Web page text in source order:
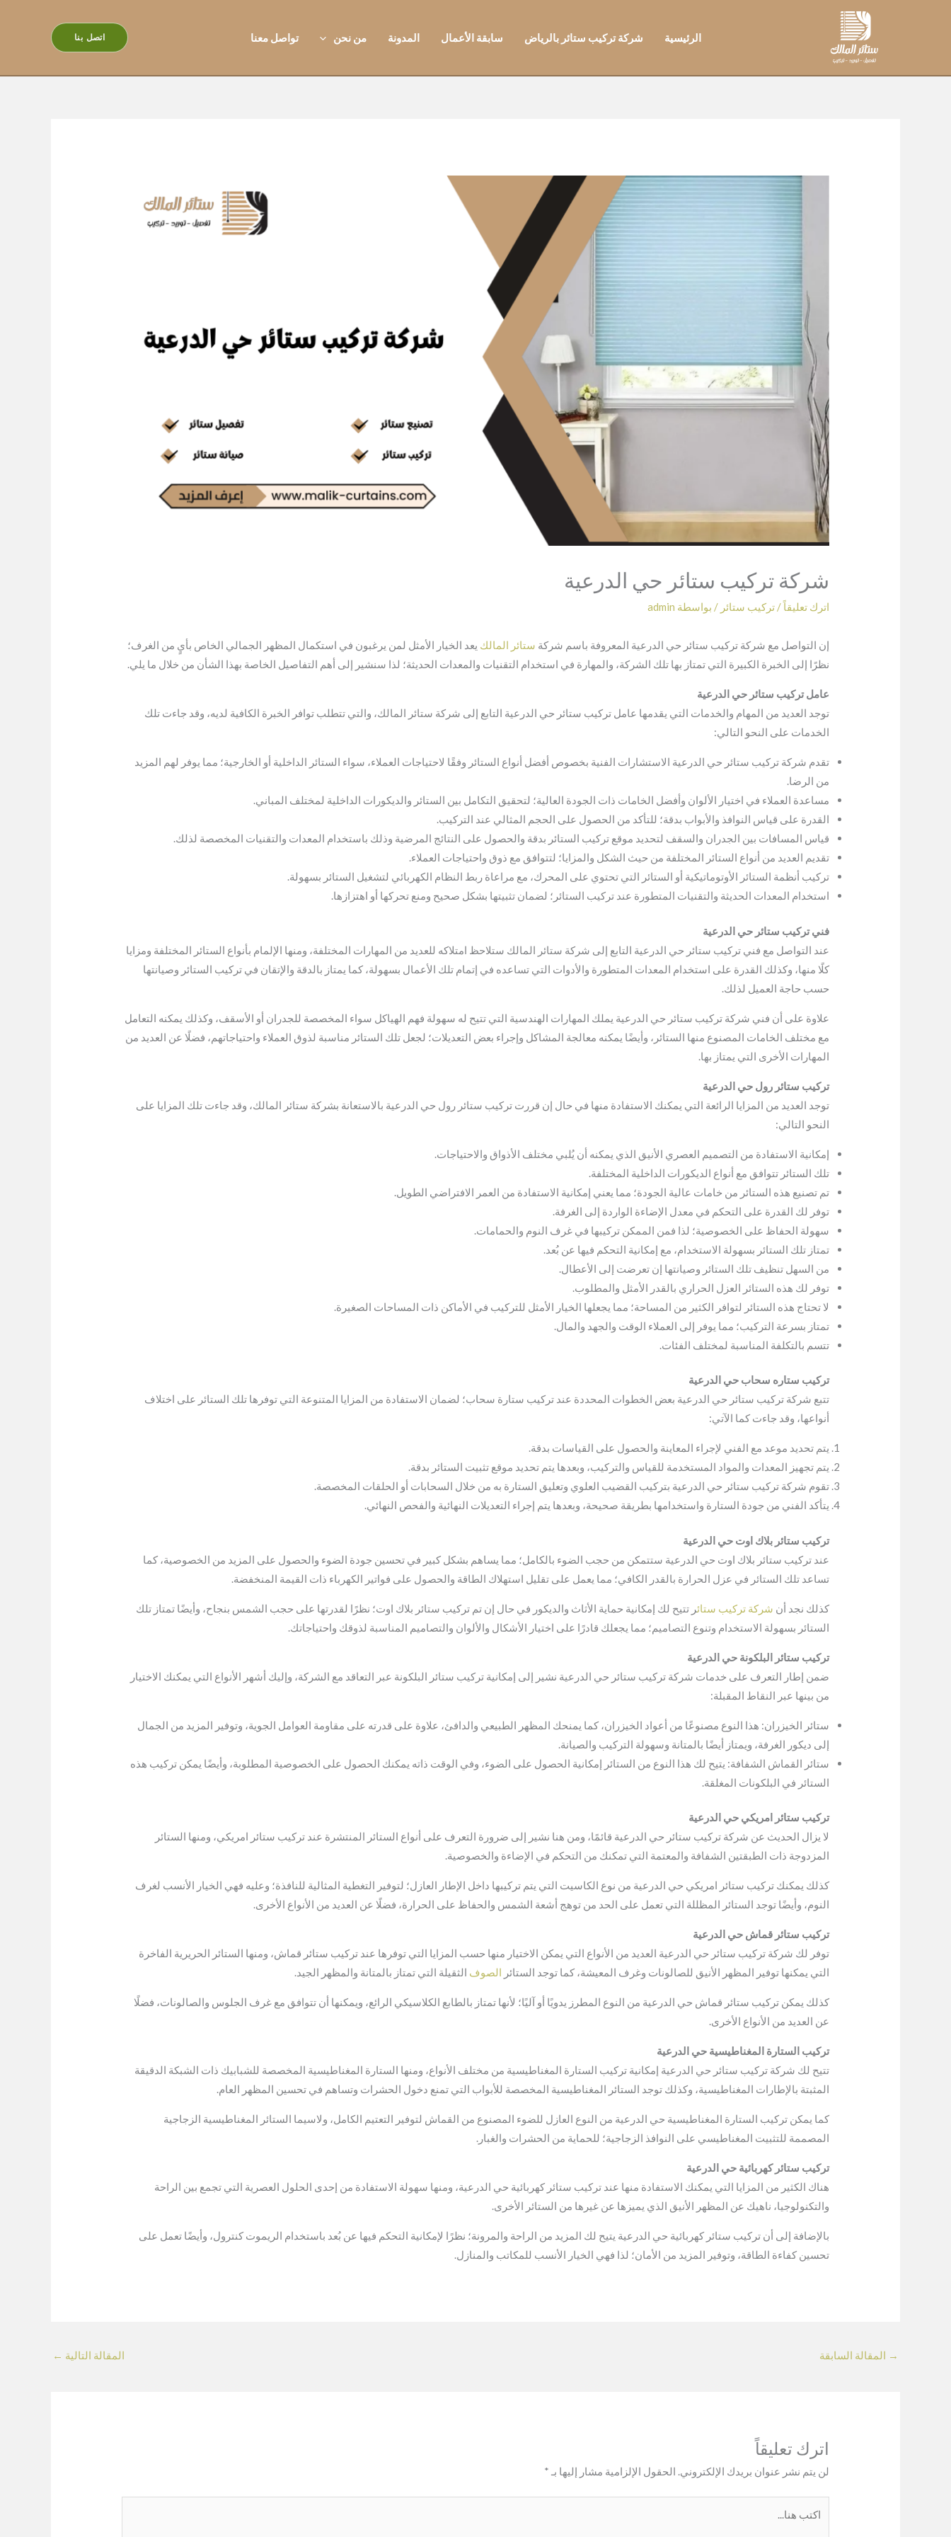
الرئيسية شركة تركيب ستائر بالرياض سابقة الأعمال المدونة من نحن تواصل معنا اتصل بنا
شركة تركيب ستائر حي الدرعية
اترك تعليقاً /تركيب ستائر / بواسطة admin
إن التواصل مع شركة تركيب ستائر حي الدرعية المعروفة باسم شركة ستائر المالك يعد الخيار الأمثل لمن يرغبون في استكمال المظهر الجمالي الخاص بأيٍ من الغرف؛
نظرًا إلى الخبرة الكبيرة التي تمتاز بها تلك الشركة، والمهارة في استخدام التقنيات والمعدات الحديثة؛ لذا سنشير إلى أهم التفاصيل الخاصة بهذا الشأن من خلال ما يلي.
عامل تركيب ستائر حي الدرعية
توجد العديد من المهام والخدمات التي يقدمها عامل تركيب ستائر حي الدرعية التابع إلى شركة ستائر المالك، والتي تتطلب توافر الخبرة الكافية لديه، وقد جاءت تلك
الخدمات على النحو التالي:
تقدم شركة تركيب ستائر حي الدرعية الاستشارات الفنية بخصوص أفضل أنواع الستائر وفقًا لاحتياجات العملاء، سواء الستائر الداخلية أو الخارجية؛ مما يوفر لهم المزيد
من الرضا.
مساعدة العملاء في اختيار الألوان وأفضل الخامات ذات الجودة العالية؛ لتحقيق التكامل بين الستائر والديكورات الداخلية لمختلف المباني.
القدرة على قياس النوافذ والأبواب بدقة؛ للتأكد من الحصول على الحجم المثالي عند التركيب.
قياس المسافات بين الجدران والسقف لتحديد موقع تركيب الستائر بدقة والحصول على النتائج المرضية وذلك باستخدام المعدات والتقنيات المخصصة لذلك.
تقديم العديد من أنواع الستائر المختلفة من حيث الشكل والمزايا؛ لتتوافق مع ذوق واحتياجات العملاء.
تركيب أنظمة الستائر الأوتوماتيكية أو الستائر التي تحتوي على المحرك، مع مراعاة ربط النظام الكهربائي لتشغيل الستائر بسهولة.
استخدام المعدات الحديثة والتقنيات المتطورة عند تركيب الستائر؛ لضمان تثبيتها بشكل صحيح ومنع تحركها أو اهتزازها.
فني تركيب ستائر حي الدرعية
عند التواصل مع فني تركيب ستائر حي الدرعية التابع إلى شركة ستائر المالك ستلاحظ امتلاكه للعديد من المهارات المختلفة، ومنها الإلمام بأنواع الستائر المختلفة ومزايا
كلًا منها، وكذلك القدرة على استخدام المعدات المتطورة والأدوات التي تساعده في إتمام تلك الأعمال بسهولة، كما يمتاز بالدقة والإتقان في تركيب الستائر وصيانتها
حسب حاجة العميل لذلك.
علاوة على أن فني شركة تركيب ستائر حي الدرعية يملك المهارات الهندسية التي تتيح له سهولة فهم الهياكل سواء المخصصة للجدران أو الأسقف، وكذلك يمكنه التعامل
مع مختلف الخامات المصنوع منها الستائر، وأيضًا يمكنه معالجة المشاكل وإجراء بعض التعديلات؛ لجعل تلك الستائر مناسبة لذوق العملاء واحتياجاتهم، فضلًا عن العديد من
المهارات الأخرى التي يمتاز بها.
تركيب ستائر رول حي الدرعية
توجد العديد من المزايا الرائعة التي يمكنك الاستفادة منها في حال إن قررت تركيب ستائر رول حي الدرعية بالاستعانة بشركة ستائر المالك، وقد جاءت تلك المزايا على
النحو التالي:
إمكانية الاستفادة من التصميم العصري الأنيق الذي يمكنه أن يُلبي مختلف الأذواق والاحتياجات.
تلك الستائر تتوافق مع أنواع الديكورات الداخلية المختلفة.
تم تصنيع هذه الستائر من خامات عالية الجودة؛ مما يعني إمكانية الاستفادة من العمر الافتراضي الطويل.
توفر لك القدرة على التحكم في معدل الإضاءة الواردة إلى الغرفة.
سهولة الحفاظ على الخصوصية؛ لذا فمن الممكن تركيبها في غرف النوم والحمامات.
تمتاز تلك الستائر بسهولة الاستخدام، مع إمكانية التحكم فيها عن بُعد.
من السهل تنظيف تلك الستائر وصيانتها إن تعرضت إلى الأعطال.
توفر لك هذه الستائر العزل الحراري بالقدر الأمثل والمطلوب.
لا تحتاج هذه الستائر لتوافر الكثير من المساحة؛ مما يجعلها الخيار الأمثل للتركيب في الأماكن ذات المساحات الصغيرة.
تمتاز بسرعة التركيب؛ مما يوفر إلى العملاء الوقت والجهد والمال.
تتسم بالتكلفة المناسبة لمختلف الفئات.
تركيب ستاره سحاب حي الدرعية
تتبع شركة تركيب ستائر حي الدرعية بعض الخطوات المحددة عند تركيب ستارة سحاب؛ لضمان الاستفادة من المزايا المتنوعة التي توفرها تلك الستائر على اختلاف
أنواعها، وقد جاءت كما الآتي:
يتم تحديد موعد مع الفني لإجراء المعاينة والحصول على القياسات بدقة.
يتم تجهيز المعدات والمواد المستخدمة للقياس والتركيب، وبعدها يتم تحديد موقع تثبيت الستائر بدقة.
تقوم شركة تركيب ستائر حي الدرعية بتركيب القضيب العلوي وتعليق الستارة به من خلال السحابات أو الحلقات المخصصة.
يتأكد الفني من جودة الستارة واستخدامها بطريقة صحيحة، وبعدها يتم إجراء التعديلات النهائية والفحص النهائي.
تركيب ستائر بلاك اوت حي الدرعية
عند تركيب ستائر بلاك اوت حي الدرعية ستتمكن من حجب الضوء بالكامل؛ مما يساهم بشكل كبير في تحسين جودة الضوء والحصول على المزيد من الخصوصية، كما
تساعد تلك الستائر في عزل الحرارة بالقدر الكافي؛ مما يعمل على تقليل استهلاك الطاقة والحصول على فواتير الكهرباء ذات القيمة المنخفضة.
كذلك نجد أن شركة تركيب ستائر تتيح لك إمكانية حماية الأثاث والديكور في حال إن تم تركيب ستائر بلاك اوت؛ نظرًا لقدرتها على حجب الشمس بنجاح، وأيضًا تمتاز تلك
الستائر بسهولة الاستخدام وتنوع التصاميم؛ مما يجعلك قادرًا على اختيار الأشكال والألوان والتصاميم المناسبة لذوقك واحتياجاتك.
تركيب ستائر البلكونة حي الدرعية
ضمن إطار التعرف على خدمات شركة تركيب ستائر حي الدرعية نشير إلى إمكانية تركيب ستائر البلكونة عبر التعاقد مع الشركة، وإليك أشهر الأنواع التي يمكنك الاختيار
من بينها عبر النقاط المقبلة:
ستائر الخيزران: هذا النوع مصنوعًا من أعواد الخيزران، كما يمنحك المظهر الطبيعي والدافئ، علاوة على قدرته على مقاومة العوامل الجوية، وتوفير المزيد من الجمال
إلى ديكور الغرفة، ويمتاز أيضًا بالمتانة وسهولة التركيب والصيانة.
ستائر القماش الشفافة: يتيح لك هذا النوع من الستائر إمكانية الحصول على الضوء، وفي الوقت ذاته يمكنك الحصول على الخصوصية المطلوبة، وأيضًا يمكن تركيب هذه
الستائر في البلكونات المغلقة.
تركيب ستائر امريكي حي الدرعية
لا يزال الحديث عن شركة تركيب ستائر حي الدرعية قائمًا، ومن هنا نشير إلى ضرورة التعرف على أنواع الستائر المنتشرة عند تركيب ستائر امريكي، ومنها الستائر
المزدوجة ذات الطبقتين الشفافة والمعتمة التي تمكنك من التحكم في الإضاءة والخصوصية.
كذلك يمكنك تركيب ستائر امريكي حي الدرعية من نوع الكاسيت التي يتم تركيبها داخل الإطار العازل؛ لتوفير التغطية المثالية للنافذة؛ وعليه فهي الخيار الأنسب لغرف
النوم، وأيضًا توجد الستائر المظللة التي تعمل على الحد من توهج أشعة الشمس والحفاظ على الحرارة، فضلًا عن العديد من الأنواع الأخرى.
تركيب ستائر قماش حي الدرعية
توفر لك شركة تركيب ستائر حي الدرعية العديد من الأنواع التي يمكن الاختيار منها حسب المزايا التي توفرها عند تركيب ستائر قماش، ومنها الستائر الحريرية الفاخرة
التي يمكنها توفير المظهر الأنيق للصالونات وغرف المعيشة، كما توجد الستائر الصوف الثقيلة التي تمتاز بالمتانة والمظهر الجيد.
كذلك يمكن تركيب ستائر قماش حي الدرعية من النوع المطرز يدويًا أو آليًا؛ لأنها تمتاز بالطابع الكلاسيكي الرائع، ويمكنها أن تتوافق مع غرف الجلوس والصالونات، فضلًا
عن العديد من الأنواع الأخرى.
تركيب الستارة المغناطيسية حي الدرعية
تتيح لك شركة تركيب ستائر حي الدرعية إمكانية تركيب الستارة المغناطيسية من مختلف الأنواع، ومنها الستارة المغناطيسية المخصصة للشبابيك ذات الشبكة الدقيقة
المثبتة بالإطارات المغناطيسية، وكذلك توجد الستائر المغناطيسية المخصصة للأبواب التي تمنع دخول الحشرات وتساهم في تحسين المظهر العام.
كما يمكن تركيب الستارة المغناطيسية حي الدرعية من النوع العازل للضوء المصنوع من القماش لتوفير التعتيم الكامل، ولاسيما الستائر المغناطيسية الزجاجية
المصممة للتثبيت المغناطيسي على النوافذ الزجاجية؛ للحماية من الحشرات والغبار.
تركيب ستائر كهربائية حي الدرعية
هناك الكثير من المزايا التي يمكنك الاستفادة منها عند تركيب ستائر كهربائية حي الدرعية، ومنها سهولة الاستفادة من إحدى الحلول العصرية التي تجمع بين الراحة
والتكنولوجيا، ناهيك عن المظهر الأنيق الذي يميزها عن غيرها من الستائر الأخرى.
بالإضافة إلى أن تركيب ستائر كهربائية حي الدرعية يتيح لك المزيد من الراحة والمرونة؛ نظرًا لإمكانية التحكم فيها عن بُعد باستخدام الريموت كنترول، وأيضًا تعمل على
تحسين كفاءة الطاقة، وتوفير المزيد من الأمان؛ لذا فهي الخيار الأنسب للمكاتب والمنازل.
→ المقالة السابقة المقالة التالية ←
اترك تعليقاً
لن يتم نشر عنوان بريدك الإلكتروني. الحقول الإلزامية مشار إليها بـ *